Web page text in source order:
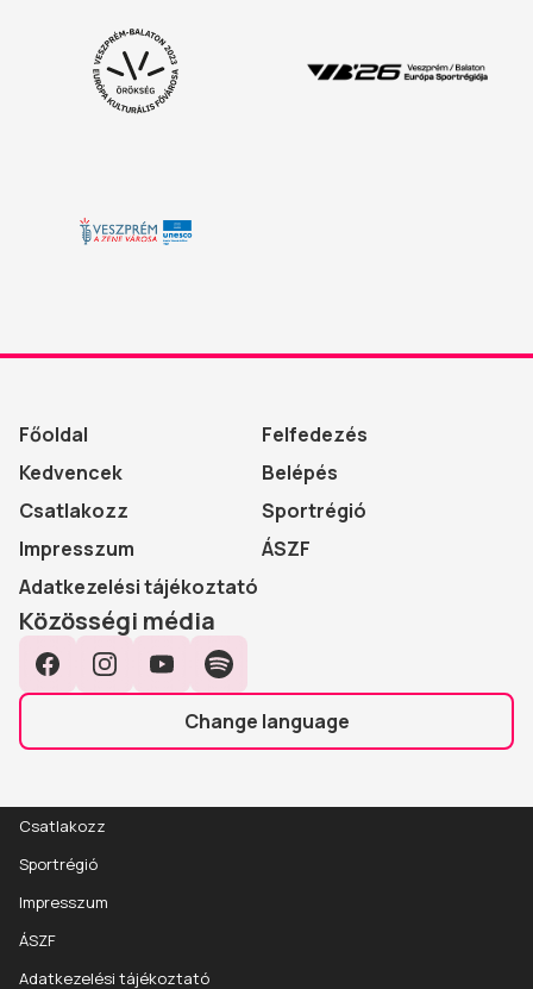
Főoldal
Felfedezés
Kedvencek
Belépés
Csatlakozz
Sportrégió
Impresszum
ÁSZF
Adatkezelési tájékoztató
Közösségi média
Change language
Csatlakozz
Sportrégió
Impresszum
ÁSZF
Adatkezelési tájékoztató